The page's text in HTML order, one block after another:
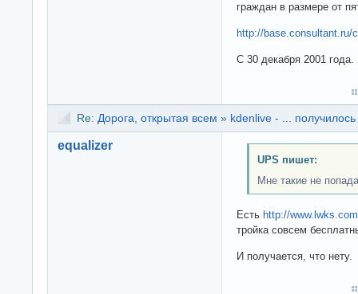
граждан в размере от
http://
С 30 декабря 2001 года.
Re: Дорога, открытая всем » kdenlive - ... получилось
equalizer
UPS пишет:
Мне такие не
Есть http://www.lwks.com
тройка совсем
И получается, что нету.